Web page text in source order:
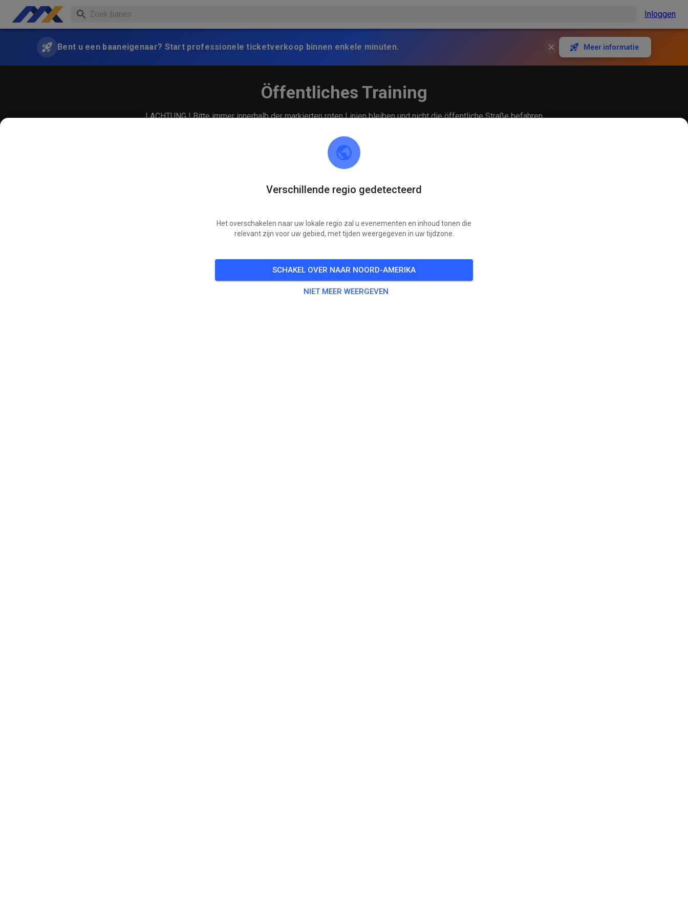
Inloggen
Bent u een baaneigenaar? Start professionele ticketverkoop binnen enkele minuten. Meer informatie
Öffentliches Training
! ACHTUNG ! Bitte immer innerhalb der markierten roten Linien bleiben und nicht die öffentliche Straße befahren
Verschillende regio gedetecteerd
Het overschakelen naar uw lokale regio zal u evenementen en inhoud tonen die
relevant zijn voor uw gebied, met tijden weergegeven in uw tijdzone.
SCHAKEL OVER NAAR NOORD-AMERIKA
NIET MEER WEERGEVEN